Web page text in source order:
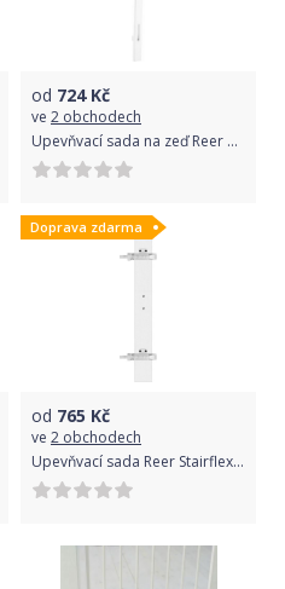
od 724Kč
ve 2 obchodech
Upevňvací sada na zeď Reer Wallflex
Doprava zdarma
od 765 Kč
ve 2 obchodech
Upevňvací sada Reer Stairflex Bílá